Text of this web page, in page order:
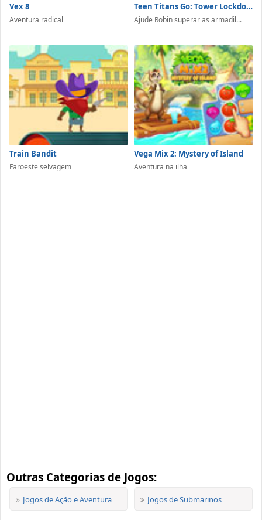
Vex 8
Aventura radical
Teen Titans Go: Tower Lockdown
Ajude Robin superar as armadil...
Train Bandit
Faroeste selvagem
Vega Mix 2: Mystery of Island
Aventura na ilha
Outras Categorias de Jogos:
Jogos de Ação e Aventura Jogos de Submarinos